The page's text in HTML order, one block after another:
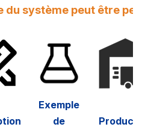
du système peut être
Exemple
de